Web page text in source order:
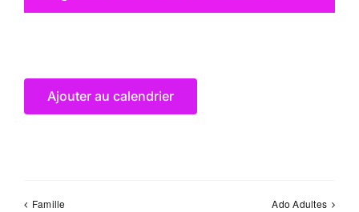
Ajouter au calendrier
Famille Ado Adultes